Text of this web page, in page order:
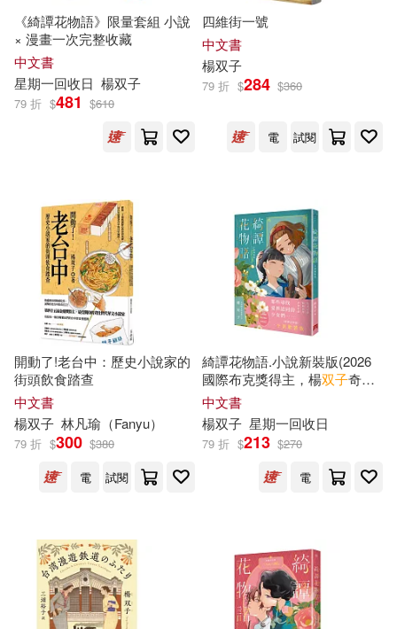
江家華(2) 海豹(2)
清水(2)
漫畫/星期一回收日(2)
黃震南(2)
Miyako(1)
Sally(1)
Tiffany(1) WASTE戊(1)
Yang(1) Yang Shuang-Zi(1)
hinac(1)
三浦 裕子(1) 余楊新化(1)
化學工業出版社(1)
台北市政府文化局(1)
國立臺灣大學出版中心(1)
小鯨生活文創(1)
文化部文化資產局(1)
日経ナショナル ジオグラフィック
農業部林業及自然保育署(1)
重慶大學電子音像出版社有限公司
(1)
麥田(1)
可菲律賓店取(36)
(可複選)
適合手機平板閱讀(19)
適合平板閱讀(3)
其他 (可複選)
現在可購買商品(52)
作者/演唱/譯/編/繪(41)
價格
《綺譚花物語》限量套組 小說
× 漫畫一次完整收藏
中文書
星期一回收日 楊双子
79 折 $481 $610
四維街一號
中文書
楊双子
79 折 $284 $360
電 試閱
開動了!老台中：歷史小說家的
街頭飲食踏查
中文書
楊双子 林凡瑜（Fanyu）
79 折 $300 $380
電
試閱
綺譚花物語.小說新裝版(2026
國際布克獎得主，楊双子奇幻
代表作)
中文書
楊双子 星期一回收日
79 折 $213 $270
電